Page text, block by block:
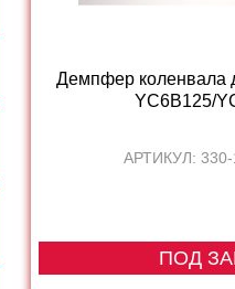
Демпфер коленвала
YC6B125/
АРТИКУЛ: 330-
ПОД